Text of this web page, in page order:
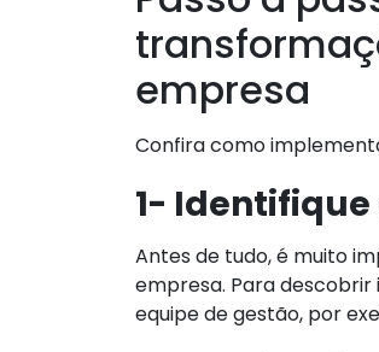
empresa
Confira como
1-
Antes de tudo, é muito
empresa. Para
equipe de gestão, por